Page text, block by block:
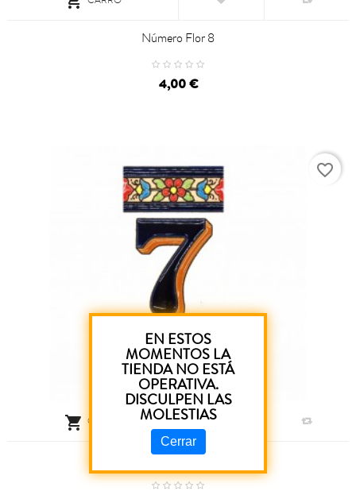
Número Flor 8
4,00 €
 CARRO
Número Flor 7
favorite_border
EN ESTOS
MOMENTOS LA
TIENDA NO ESTÁ
OPERATIVA.
DISCULPEN LAS
MOLESTIAS
Cerrar